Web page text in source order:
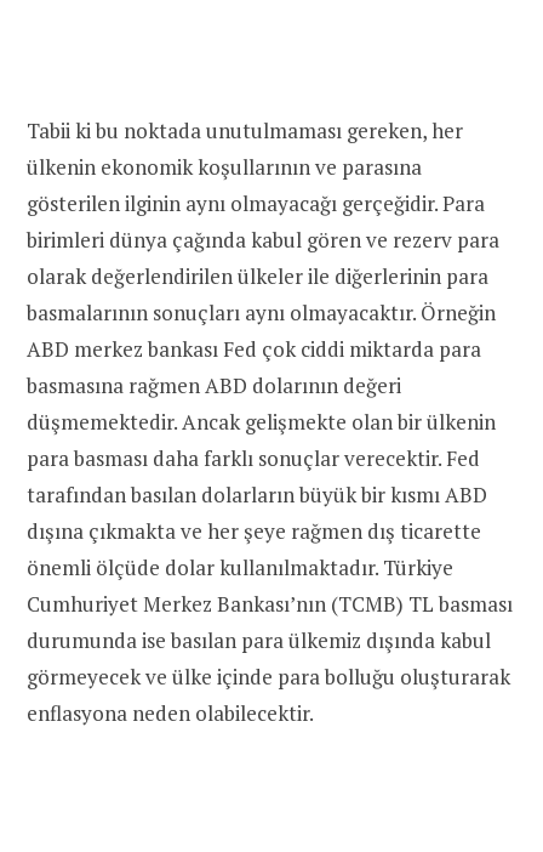
Tabii ki bu noktada unutulmaması gereken, her
ülkenin ekonomik koşullarının ve parasına
gösterilen ilginin aynı olmayacağı gerçeğidir. Para
birimleri dünya çağında kabul gören ve rezerv para
olarak değerlendirilen ülkeler ile diğerlerinin para
basmalarının sonuçları aynı olmayacaktır. Örneğin
ABD merkez bankası Fed çok ciddi miktarda para
basmasına rağmen ABD dolarının değeri
düşmemektedir. Ancak gelişmekte olan bir ülkenin
para basması daha farklı sonuçlar verecektir. Fed
tarafından basılan dolarların büyük bir kısmı ABD
dışına çıkmakta ve her şeye rağmen dış ticarette
önemli ölçüde dolar kullanılmaktadır. Türkiye
Cumhuriyet Merkez Bankası’nın (TCMB) TL basması
durumunda ise basılan para ülkemiz dışında kabul
görmeyecek ve ülke içinde para bolluğu oluşturarak
enflasyona neden olabilecektir.